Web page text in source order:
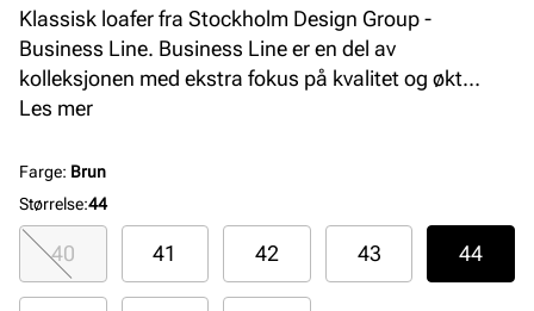
Klassisk loafer fra Stockholm Design Group -
Business Line. Business Line er en del av
kolleksjonen med ekstra fokus på kvalitet og økt
komfort. Bruk av premium skinnmaterialer i overdel,
dette. Alt er av topp kvalitet og funksjon, og det er
ekstra mykt og komfortabelt.
Les mer
Farge: Brun
Størrelse:44
40 41 42 43 44